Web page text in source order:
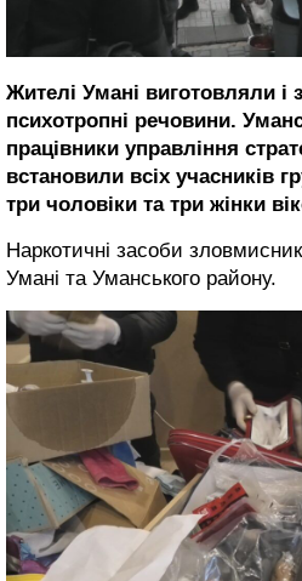
Жителі Умані виготовляли і
психотропні речовини.
працівники управління
встановили всіх учасників
три чоловіки та три жінки
Наркотичні засоби
Умані та Уманського району.